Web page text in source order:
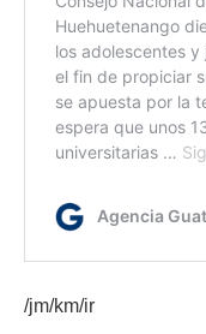
/jm/km/ir